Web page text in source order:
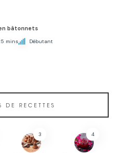
bâtonnets
mins Débutant
DE RECETTES
3 4